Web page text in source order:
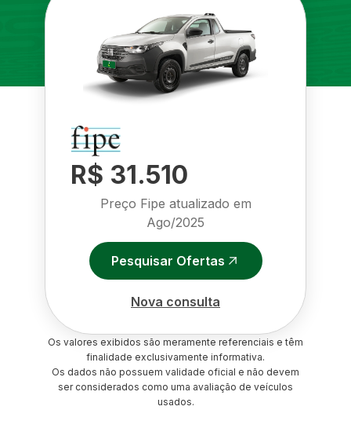
R$ 31.510
Preço Fipe atualizado em
Ago/2025
Pesquisar Ofertas
Nova consulta
Os valores exibidos são meramente referenciais e têm
finalidade exclusivamente informativa.
Os dados não possuem validade oficial e não devem
ser considerados como uma avaliação de veículos
usados.